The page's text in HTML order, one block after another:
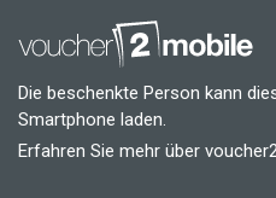
Die beschenkte Person kann
Smartphone laden.
Erfahren Sie mehr über